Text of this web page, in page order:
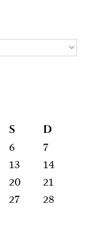
S D
6
7
13
14
20
21
27
28